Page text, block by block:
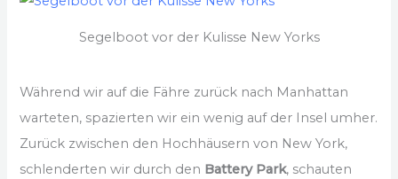
Segelboot vor der Kulisse New Yorks
Während wir auf die Fähre zurück nach Manhattan
warteten, spazierten wir ein wenig auf der Insel umher.
Zurück zwischen den Hochhäusern von New York,
schlenderten wir durch den Battery Park, schauten